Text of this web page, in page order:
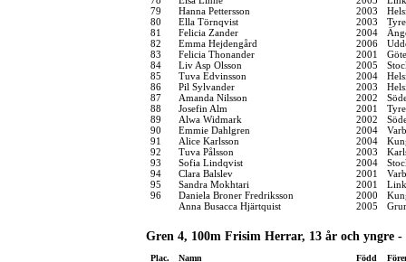
79
Hanna Pettersson 2003
80
Ella Törnqvist 2003
81
Felicia Zander 2004
82
Emma Hejdengård 2006
83
Felicia Thonander 2001
84
Liv Asp Olsson 2005
85
Tuva Edvinsson 2004
86
Pil Sylvander 2003
87
Amanda Nilsson 2002
88
Josefin Alm 2001
89
Alwa Widmark 2002
90
Emmie Dahlgren 2004
91
Alice Karlsson 2004
92
Tuva Pålsson 2003
93
Sofia Lindqvist 2004
94
Clara Balslev 2001
95
Sandra Mokhtari 2001
96
Daniela Broner Fredriksson 2000
Anna Busacca Hjärtquist
2005
Gren 4, 100m Frisim Herrar, 13 år och yngre -
Plac. Namn Född